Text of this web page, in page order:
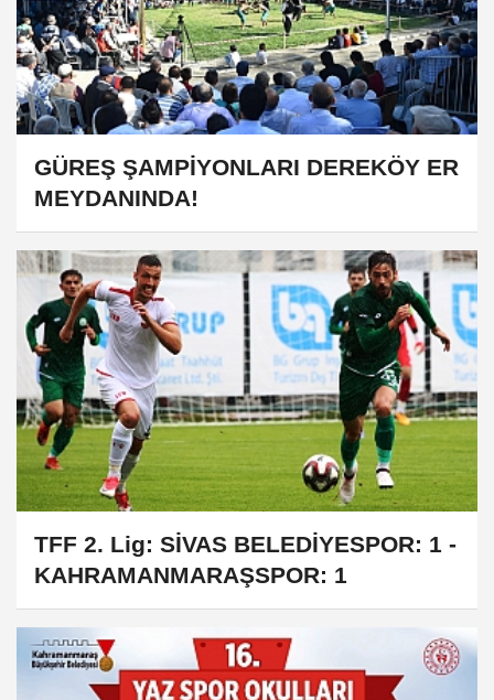
GÜREŞ ŞAMPİYONLARI DEREKÖY ER
MEYDANINDA!
TFF 2. Lig: SİVAS BELEDİYESPOR: 1 -
KAHRAMANMARAŞSPOR: 1